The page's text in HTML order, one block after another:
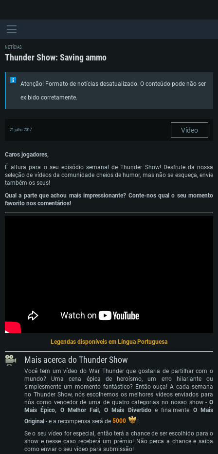
REQUERIMENTOS DE SISTEMA
PC
MAC
Linux
Mínimo
Mínimo
Mínimo
NOTÍCIAS
Thunder Show: Saving ammo
Atenção! Formato de notícias desatualizado. O conteúdo pode não ser
exibido corretamente.
21 julho 2017 Vídeo
Caros jogadores,
É altura para o seu episódio semanal de Thunder Show! Desfrute da nossa
seleção de vídeos da comunidade cheios de humor, mas não se esqueça, envie
também os seus!
Qual a parte que achou mais impressionante? Conte-nos qual o seu momento
favorito nos comentários!
Legendas disponíveis em Língua Portuguesa
Mais acerca do Thunder Show
Você tem um vídeo do War Thunder que gostaria de partilhar com o
mundo? Uma cena épica de heroísmo, um erro hilariante ou
simplesmente um momento fantástico? Então ouça! A cada semana
no Thunder Show, nós escolhemos os melhores vídeos enviados para
nós como vencedor de uma de quatro categorias no nosso show - O
Mais Épico, O Melhor Fail, O Mais Divertidoe finalmente O Mais
Original - e a recompensa será de 5000
!
Se o seu vídeo for especial, então terá a chance de ser escolhido para o
show e nesse caso receberá um prémio! Não perca a chance e saiba
como enviar o seu vídeo para submissão!